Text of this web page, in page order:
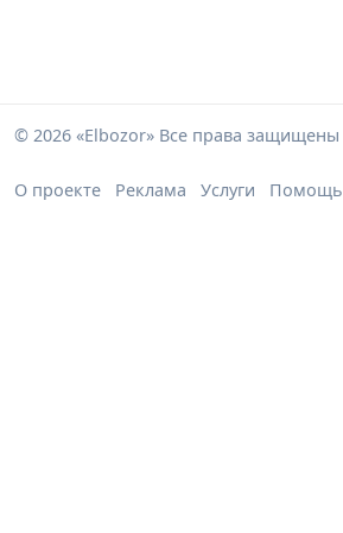
© 2026 «Elbozor» Все права защищены
О проекте Реклама Услуги Помощь